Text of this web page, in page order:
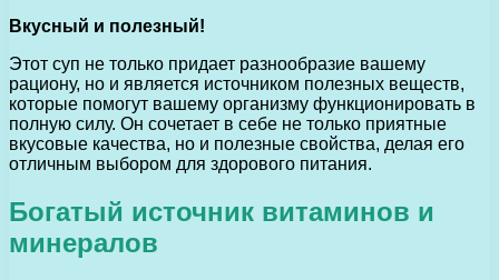
Вкусный и полезный!
Этот суп не только придает разнообразие вашему
рациону, но и является источником полезных веществ,
которые помогут вашему организму функционировать в
полную силу. Он сочетает в себе не только приятные
вкусовые качества, но и полезные свойства, делая его
отличным выбором для здорового питания.
Богатый источник витаминов и
минералов